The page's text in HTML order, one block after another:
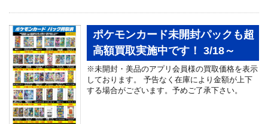
ポケモンカード未開封パックも超
高額買取実施中です！ 3/18～
※未開封・美品のアプリ会員様の買取価格を表示
しております。 予告なく在庫により金額が上下
する場合がございます。予めご了承下さい。